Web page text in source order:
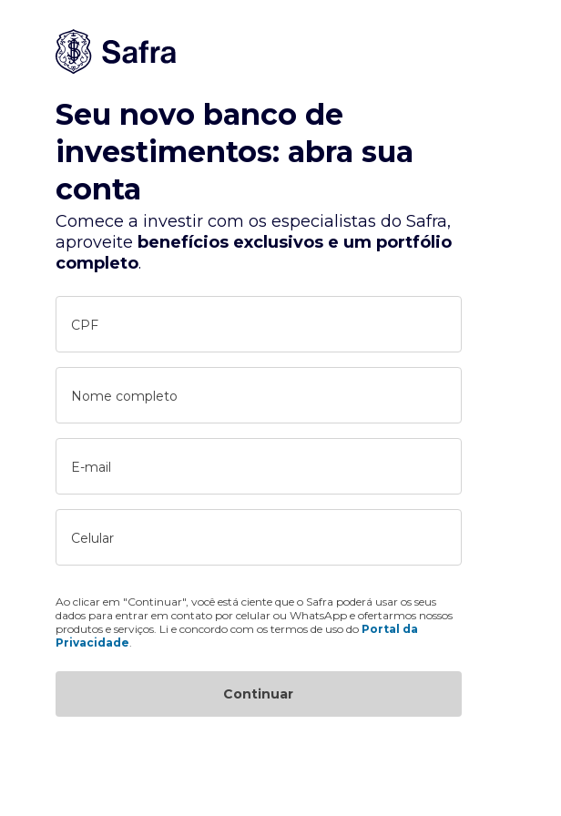
Seu novo banco de
investimentos: abra sua
conta
Comece a investir com os especialistas do Safra,
aproveite benefícios exclusivos e um portfólio
completo.
CPF
Nome completo
E-mail
Celular
Ao clicar em "Continuar", você está ciente que o Safra poderá usar os seus
dados para entrar em contato por celular ou WhatsApp e ofertarmos nossos
produtos e serviços. Li e concordo com os termos de uso do Portal da
Privacidade
Continuar